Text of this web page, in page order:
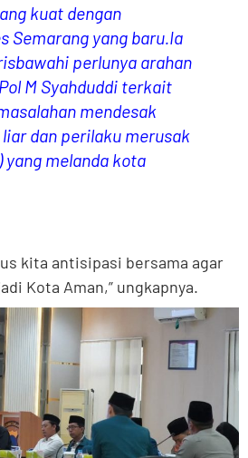
kuat dengan
Semarang yang baru.Ia
perlunya arahan
M Syahduddi terkait
mendesak
dan perilaku merusak
melanda kota
kita antisipasi bersama agar
Kota Aman,” ungkapnya.